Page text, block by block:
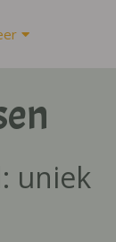
uniek